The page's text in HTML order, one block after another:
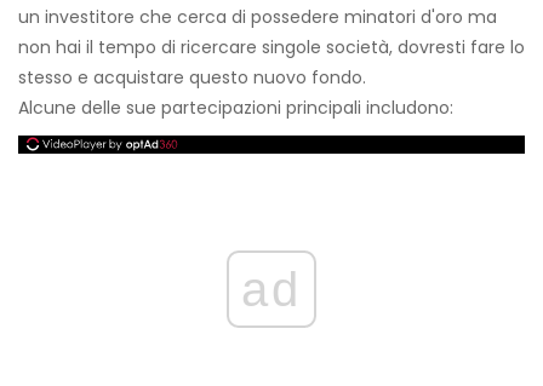
un investitore che cerca di possedere minatori d'oro ma
non hai il tempo di ricercare singole società, dovresti fare lo
stesso e acquistare questo nuovo fondo.
Alcune delle sue partecipazioni principali includono:
ad